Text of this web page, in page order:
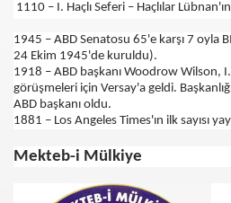
1110 – I. Haçlı Seferi – Haçlılar
1945 – ABD Senatosu 65'e karşı 7 oyla
24 Ekim 1945'de kuruldu).
1918 – ABD başkanı Woodrow Wilson, I.
görüşmeleri için Versay'a geldi.
ABD başkanı oldu.
1881 – Los Angeles Times'ın ilk sayısı
Mekteb-i Mülkiye